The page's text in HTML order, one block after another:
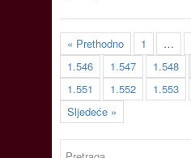
« Prethodno 1 …
1.546
1.547 1.548
1.551
1.552 1.553
Sljedeće »